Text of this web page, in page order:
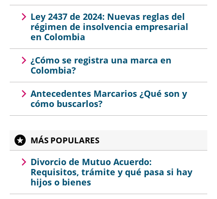
Ley 2437 de 2024: Nuevas reglas del
régimen de insolvencia empresarial
en Colombia
¿Cómo se registra una marca en
Colombia?
Antecedentes Marcarios ¿Qué son y
cómo buscarlos?
MÁS POPULARES
Divorcio de Mutuo Acuerdo:
Requisitos, trámite y qué pasa si hay
hijos o bienes